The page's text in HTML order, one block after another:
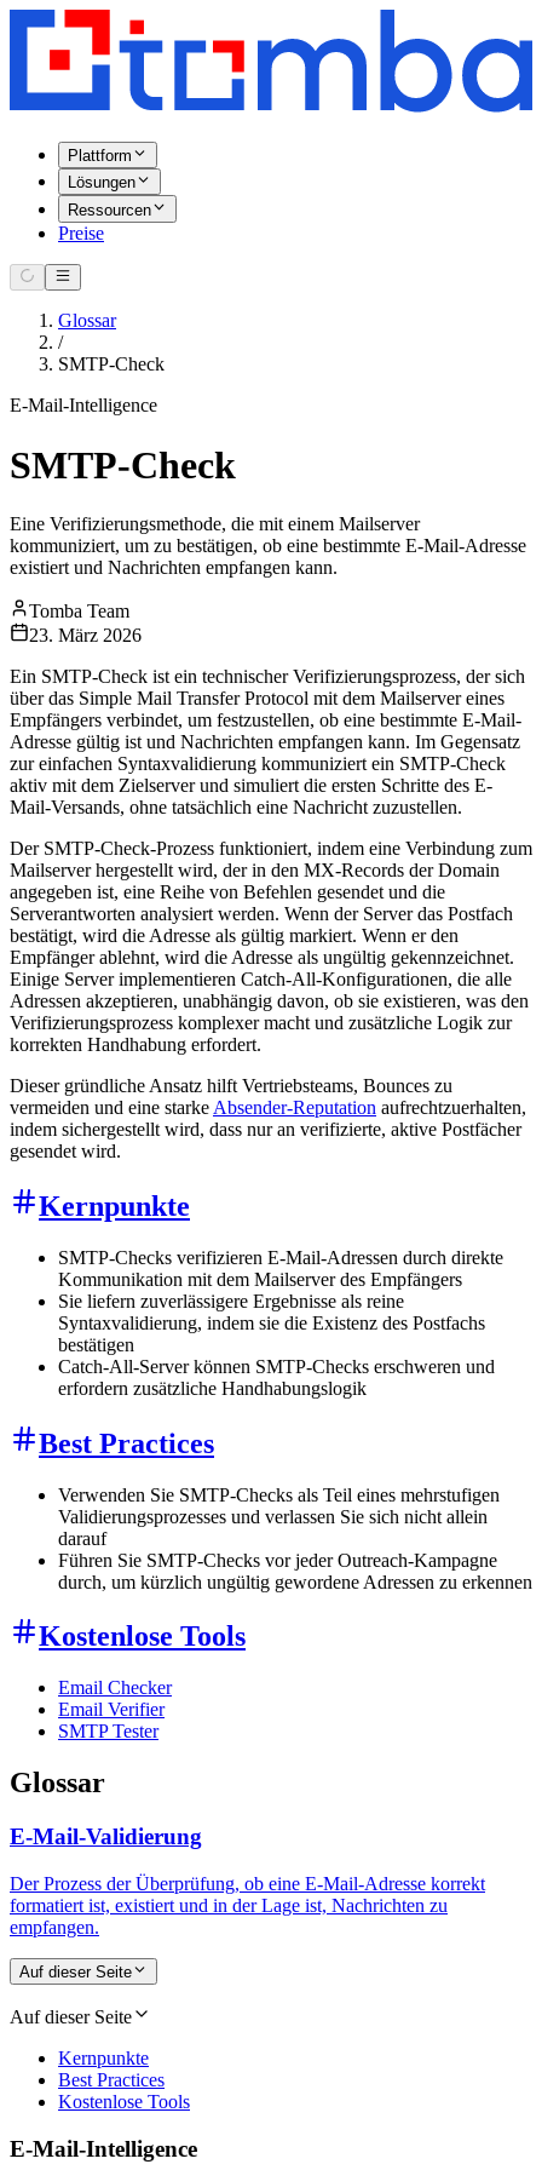
Plattform
Lösungen
Ressourcen
Preise
Glossar
/
SMTP-Check
E-Mail-Intelligence
SMTP-Check
Eine Verifizierungsmethode, die mit einem Mailserver
kommuniziert, um zu bestätigen, ob eine bestimmte E-Mail-Adresse
existiert und Nachrichten empfangen kann.
Tomba Team
23. März 2026
Ein SMTP-Check ist ein technischer Verifizierungsprozess, der sich
über das Simple Mail Transfer Protocol mit dem Mailserver eines
Empfängers verbindet, um festzustellen, ob eine bestimmte E-Mail-
Adresse gültig ist und Nachrichten empfangen kann. Im Gegensatz
zur einfachen Syntaxvalidierung kommuniziert ein SMTP-Check
aktiv mit dem Zielserver und simuliert die ersten Schritte des E-
Mail-Versands, ohne tatsächlich eine Nachricht zuzustellen.
Der SMTP-Check-Prozess funktioniert, indem eine Verbindung zum
Mailserver hergestellt wird, der in den MX-Records der Domain
angegeben ist, eine Reihe von Befehlen gesendet und die
Serverantworten analysiert werden. Wenn der Server das Postfach
bestätigt, wird die Adresse als gültig markiert. Wenn er den
Empfänger ablehnt, wird die Adresse als ungültig gekennzeichnet.
Einige Server implementieren Catch-All-Konfigurationen, die alle
Adressen akzeptieren, unabhängig davon, ob sie existieren, was den
Verifizierungsprozess komplexer macht und zusätzliche Logik zur
korrekten Handhabung erfordert.
Dieser gründliche Ansatz hilft Vertriebsteams, Bounces zu
vermeiden und eine starke Absender-Reputation aufrechtzuerhalten,
indem sichergestellt wird, dass nur an verifizierte, aktive Postfächer
gesendet wird.
Kernpunkte
SMTP-Checks verifizieren E-Mail-Adressen durch direkte
Kommunikation mit dem Mailserver des Empfängers
Sie liefern zuverlässigere Ergebnisse als reine
Syntaxvalidierung, indem sie die Existenz des Postfachs
bestätigen
Catch-All-Server können SMTP-Checks erschweren und
erfordern zusätzliche Handhabungslogik
Best Practices
Verwenden Sie SMTP-Checks als Teil eines mehrstufigen
Validierungsprozesses und verlassen Sie sich nicht allein
darauf
Führen Sie SMTP-Checks vor jeder Outreach-Kampagne
durch, um kürzlich ungültig gewordene Adressen zu erkennen
Kostenlose Tools
Email Checker
Email Verifier
SMTP Tester
Glossar
E-Mail-Validierung
Der Prozess der Überprüfung, ob eine E-Mail-Adresse korrekt
formatiert ist, existiert und in der Lage ist, Nachrichten zu
empfangen.
Auf dieser Seite
Auf dieser Seite
Kernpunkte
Best Practices
Kostenlose Tools
E-Mail-Intelligence